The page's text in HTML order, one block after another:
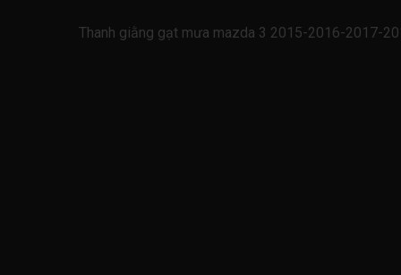
Thanh giằng gạt mưa mazda 3 2015-2016-2017-